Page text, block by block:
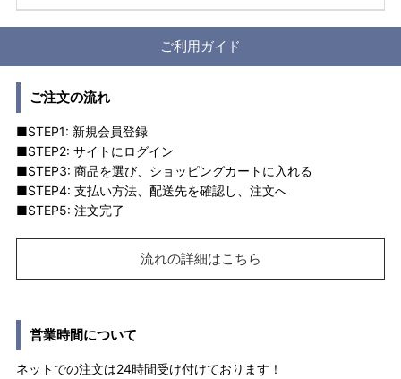
ご利用ガイド
ご注文の流れ
■STEP1: 新規会員登録
■STEP2: サイトにログイン
■STEP3: 商品を選び、ショッピングカートに入れる
■STEP4: 支払い方法、配送先を確認し、注文へ
■STEP5: 注文完了
流れの詳細はこちら
営業時間について
ネットでの注文は24時間受け付けております！